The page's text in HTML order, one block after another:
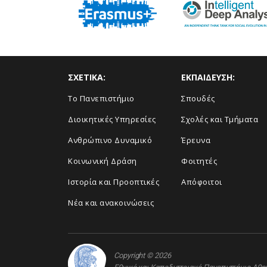
ΣΧΕΤΙΚΑ:
Το Πανεπιστήμιο
Διοικητικές Υπηρεσίες
Ανθρώπινο Δυναμικό
Κοινωνική Δράση
Ιστορία και Προοπτικές
Νέα και ανακοινώσεις
ΕΚΠΑΙΔΕΥΣΗ:
Σπουδές
Σχολές και Τμήματα
Έρευνα
Φοιτητές
Απόφοιτοι
Copyright © 2026